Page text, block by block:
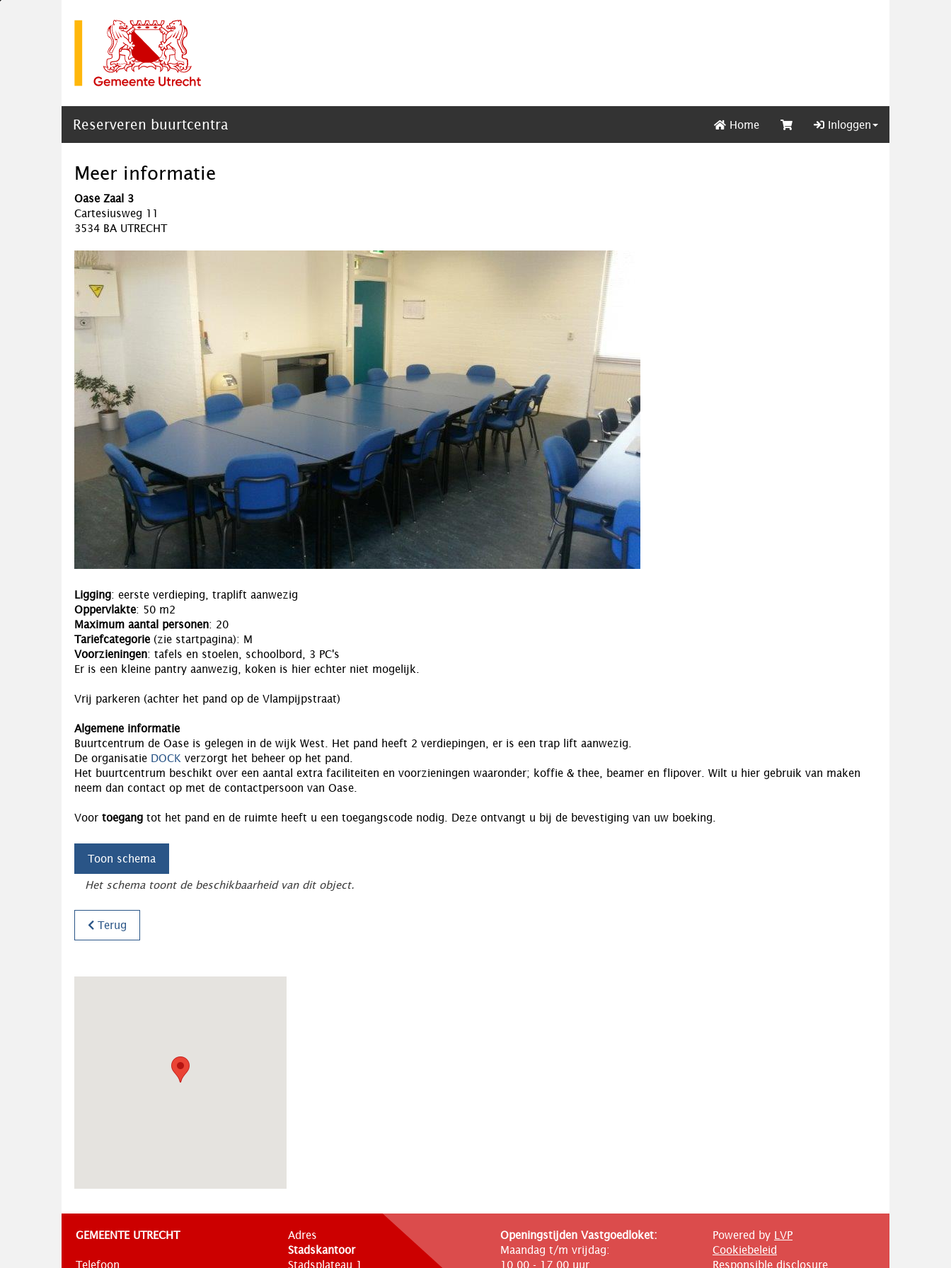
Reserveren buurtcentra Home Inloggen
Meer informatie
Oase Zaal 3
Cartesiusweg 11
3534 BA UTRECHT
Ligging: eerste verdieping, traplift aanwezig
Oppervlakte: 50 m2
Maximum aantal personen: 20
Tariefcategorie (zie startpagina): M
Voorzieningen: tafels en stoelen, schoolbord, 3 PC's
Er is een kleine pantry aanwezig, koken is hier echter niet mogelijk.
Vrij parkeren (achter het pand op de Vlampijpstraat)
Algemene informatie
Buurtcentrum de Oase is gelegen in de wijk West. Het pand heeft 2 verdiepingen, er is een trap lift aanwezig.
De organisatie DOCK verzorgt het beheer op het pand.
Het buurtcentrum beschikt over een aantal extra faciliteiten en voorzieningen waaronder; koffie & thee, beamer en flipover. Wilt u hier gebruik van maken
neem dan contact op met de contactpersoon van Oase.
Voor toegang tot het pand en de ruimte heeft u een toegangscode nodig. Deze ontvangt u bij de bevestiging van uw boeking.
Toon schema
Het schema toont de beschikbaarheid van dit object.
Terug
GEMEENTE UTRECHT
Telefoon
Adres
Stadskantoor
Stadsplateau 1
Openingstijden Vastgoedloket:
Maandag t/m vrijdag:
10.00 - 17.00 uur
Powered by LVP
Cookiebeleid
Responsible disclosure